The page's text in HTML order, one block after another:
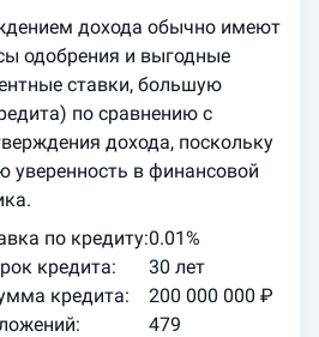
дохода обычно имеют
одобрения и выгодные
ставки, большую
по сравнению с
дохода, поскольку
уверенность в финансовой
по кредиту:0.01%
кредита:
30 лет
кредита:
200 000 000 ₽
479